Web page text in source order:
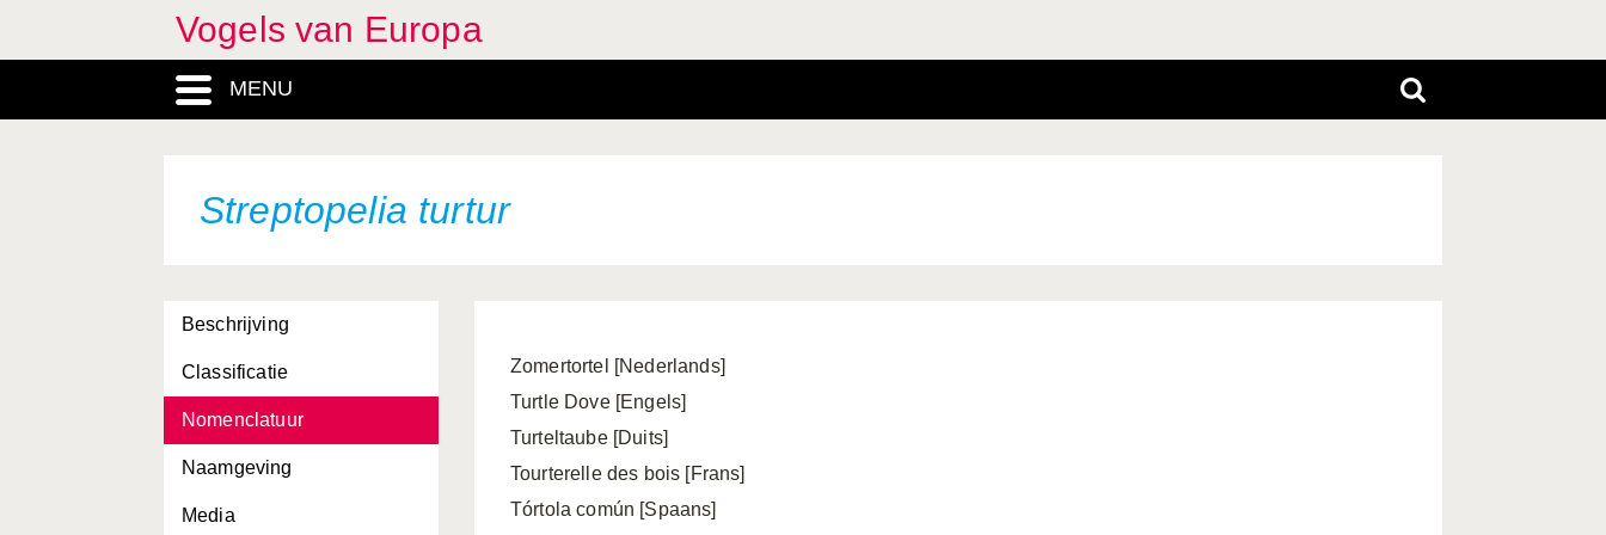
Vogels van Europa
MENU
Streptopelia turtur
Beschrijving
Classificatie
Nomenclatuur
Naamgeving
Media
Zomertortel [Nederlands]
Turtle Dove [Engels]
Turteltaube [Duits]
Tourterelle des bois [Frans]
Tórtola común [Spaans]